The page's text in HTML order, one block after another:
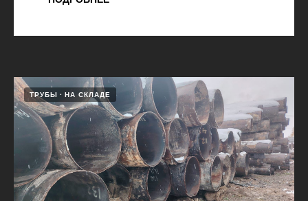
ТРУБЫ НА СКЛАДЕ